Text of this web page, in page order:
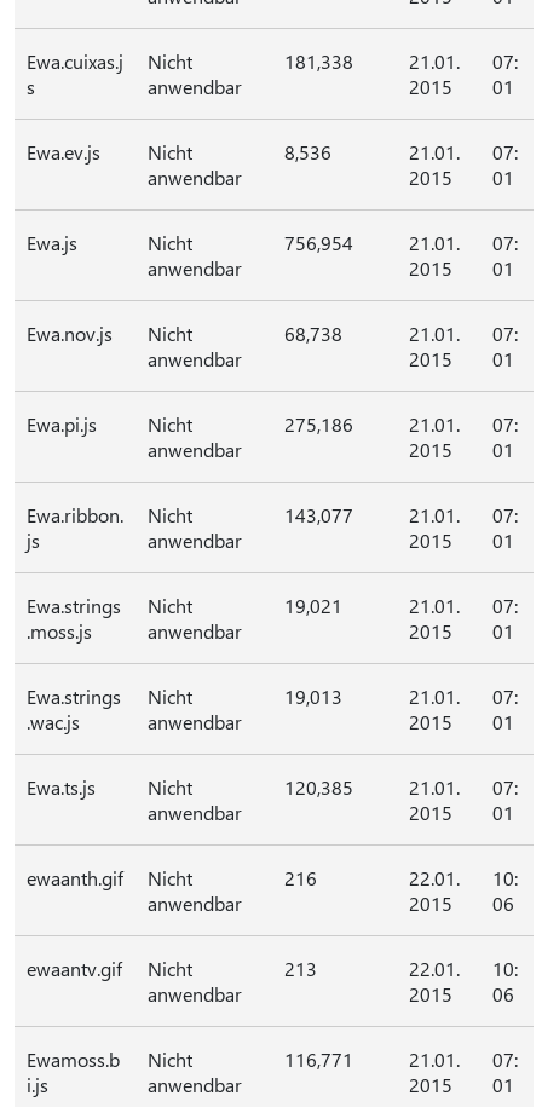
Ewa.cuixas.j
s
Nicht
anwendbar
181,338
21.01.
2015
07:
01
Ewa.ev.js
Nicht
anwendbar
8,536
21.01.
2015
07:
01
Ewa.js
Nicht
anwendbar
756,954
21.01.
2015
07:
01
Ewa.nov.js
Nicht
anwendbar
68,738
21.01.
2015
07:
01
Ewa.pi.js
Nicht
anwendbar
275,186
21.01.
2015
07:
01
Ewa.ribbon.
js
Nicht
anwendbar
143,077
21.01.
2015
07:
01
Ewa.strings
.moss.js
Nicht
anwendbar
19,021
21.01.
2015
07:
01
Ewa.strings
.wac.js
Nicht
anwendbar
19,013
21.01.
2015
07:
01
Ewa.ts.js
Nicht
anwendbar
120,385
21.01.
2015
07:
01
ewaanth.gif
Nicht
anwendbar
216
22.01.
2015
10:
06
ewaantv.gif
Nicht
anwendbar
213
22.01.
2015
10:
06
Ewamoss.b
i.js
Nicht
anwendbar
116,771
21.01.
2015
07:
01